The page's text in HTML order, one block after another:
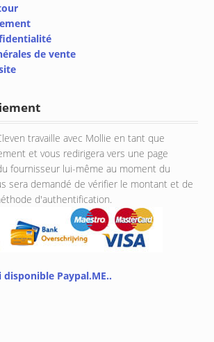
de vente
travaille avec Mollie en tant que
et vous redirigera vers une page
fournisseur lui-même au moment du
sera demandé de vérifier le montant et de
d'authentification.
Paypal.ME..